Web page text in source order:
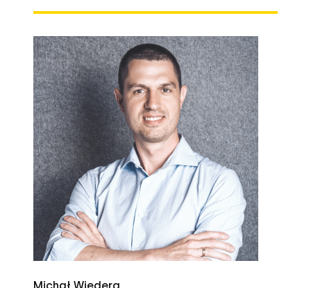
milionów produktów.